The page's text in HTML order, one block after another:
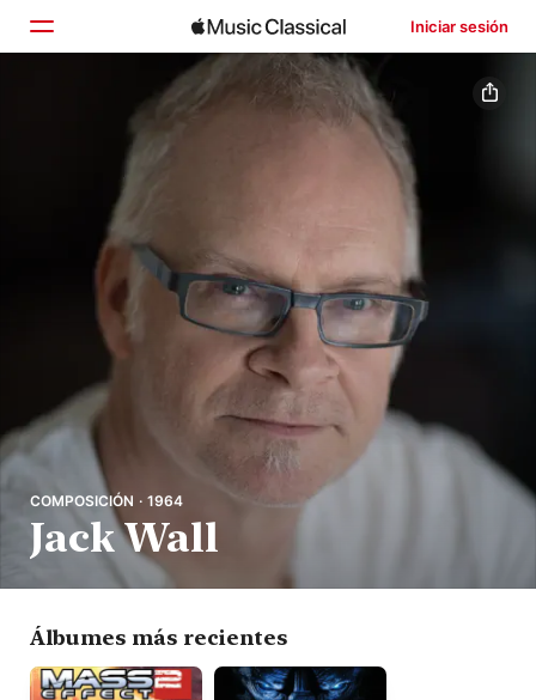
Iniciar sesión
Explorar
Buscar
COMPOSICIÓN · 1964
Jack Wall
Álbumes más recientes